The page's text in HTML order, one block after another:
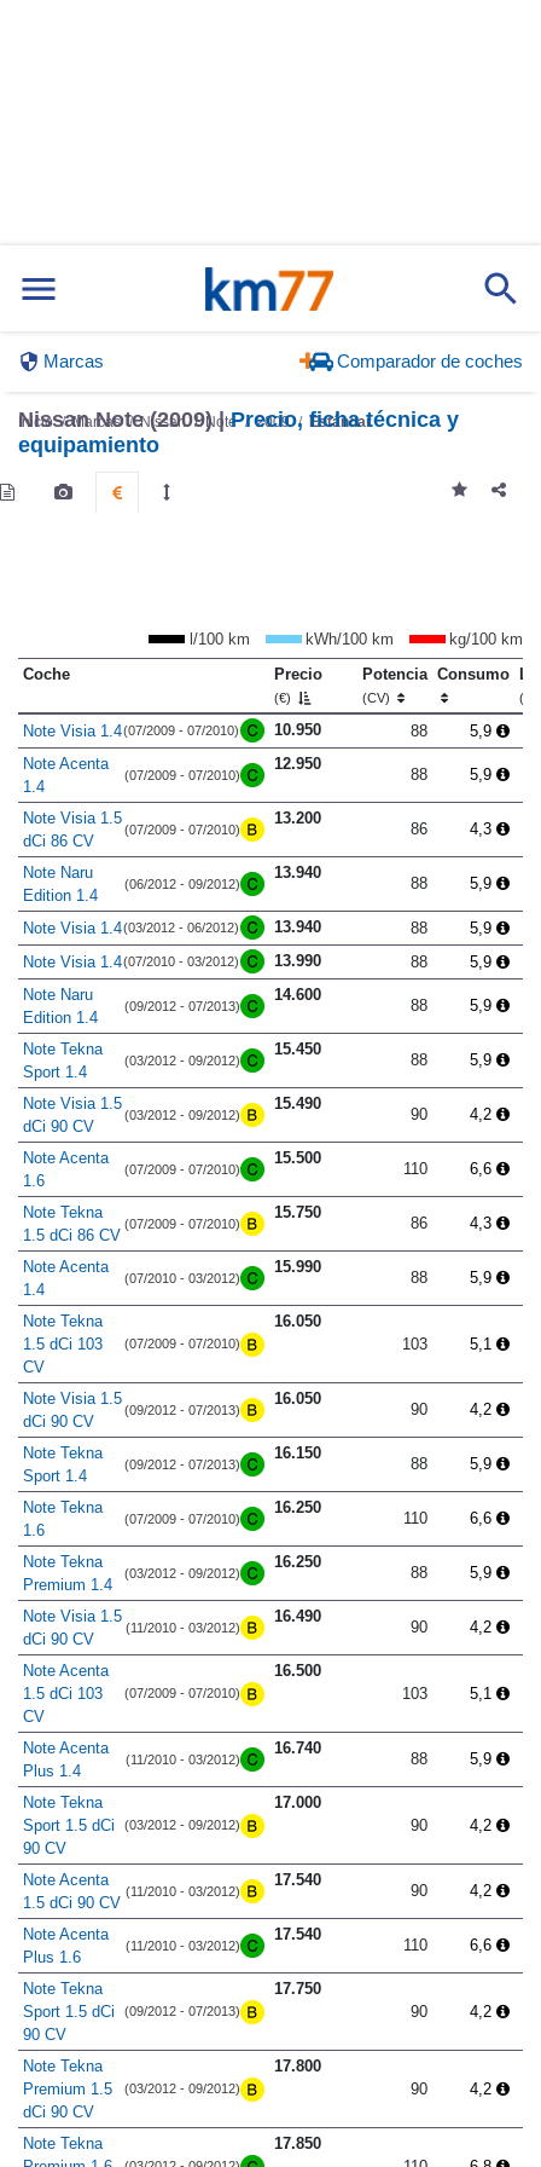
Marcas Comparador de coches
Inicio Marcas Nissan Note 2009 Estándar
Nissan Note (2009) |Precio, ficha técnica y
equipamiento
l/100 km kWh/100 km
kg/100 km
Coche
Precio
(€)
Potencia
(CV)
Consumo
Note Visia 1.4(07/2009 - 07/2010) 10.950 88
5,9
Note Acenta
1.4
(07/2009 - 07/2010)
12.950
88 5,9
Note Visia 1.5
dCi 86 CV
(07/2009 - 07/2010)
13.200
86 4,3
Note Naru
Edition 1.4
(06/2012 - 09/2012)
13.940
88 5,9
Note Visia 1.4(03/2012 - 06/2012) 13.940 88
5,9
Note Visia 1.4(07/2010 - 03/2012) 13.990 88
5,9
Note Naru
Edition 1.4
(09/2012 - 07/2013)
14.600
88 5,9
Note Tekna
Sport 1.4
(03/2012 - 09/2012)
15.450
88 5,9
Note Visia 1.5
dCi 90 CV
(03/2012 - 09/2012)
15.490
90 4,2
Note Acenta
1.6
(07/2009 - 07/2010)
15.500
110 6,6
Note Tekna
1.5 dCi 86 CV
(07/2009 - 07/2010)
15.750
86 4,3
Note Acenta
1.4
(07/2010 - 03/2012)
15.990
88 5,9
Note Tekna
1.5 dCi 103
CV
(07/2009 - 07/2010)
16.050
103
5,1
Note Visia 1.5
dCi 90 CV
(09/2012 - 07/2013)
16.050
90 4,2
Note Tekna
Sport 1.4
(09/2012 - 07/2013)
16.150
88 5,9
Note Tekna
1.6
(07/2009 - 07/2010)
16.250
110 6,6
Note Tekna
Premium 1.4
(03/2012 - 09/2012)
16.250
88 5,9
Note Visia 1.5
dCi 90 CV
(11/2010 - 03/2012)
16.490
90 4,2
Note Acenta
1.5 dCi 103
CV
(07/2009 - 07/2010)
16.500
103
5,1
Note Acenta
Plus 1.4
(11/2010 - 03/2012)
16.740
88 5,9
Note Tekna
Sport 1.5 dCi
90 CV
(03/2012 - 09/2012)
17.000
90
4,2
Note Acenta
1.5 dCi 90 CV
(11/2010 - 03/2012)
17.540
90 4,2
Note Acenta
Plus 1.6
(11/2010 - 03/2012)
17.540
110 6,6
Note Tekna
Sport 1.5 dCi
90 CV
(09/2012 - 07/2013)
17.750
90
4,2
Note Tekna
Premium 1.5
dCi 90 CV
(03/2012 - 09/2012)
17.800
90
4,2
Note Tekna
17.850